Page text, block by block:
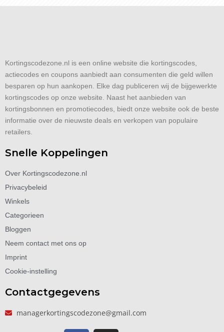
Kortingscodezone.nl is een online website die kortingscodes,
actiecodes en coupons aanbiedt aan consumenten die geld willen
besparen op hun aankopen. Elke dag publiceren wij de bijgewerkte
kortingscodes op onze website. Naast het aanbieden van
kortingsbonnen en promotiecodes, biedt onze website ook de beste
informatie over de nieuwste deals en verkopen van populaire
retailers.
Snelle Koppelingen
Over Kortingscodezone.nl
Privacybeleid
Winkels
Categorieen
Bloggen
Neem contact met ons op
Imprint
Cookie-instelling
Contactgegevens
managerkortingscodezone@gmail.com